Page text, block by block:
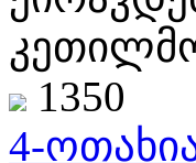
1350
4-